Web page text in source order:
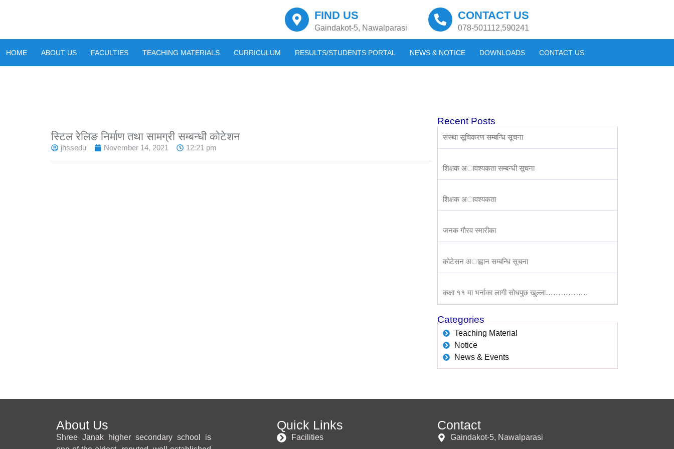
FIND US
Gaindakot-5, Nawalparasi
CONTACT US
078-501112,590241
HOME ABOUT US FACULTIES TEACHING MATERIALS CURRICULUM RESULTS/STUDENTS PORTAL NEWS & NOTICE DOWNLOADS CONTACT US
Recent Posts
संस्था सूचिकरण सम्बन्धि सूचना
शिक्षक अावश्यकता सम्बन्धी सूचना
शिक्षक अावश्यकता
जनक गाैरव स्मारीका
कोटेसन अाह्वान सम्बन्धि सूचना
कक्षा ११ मा भर्नाका लागी सोधपुछ खुल्ला……………..
Categories
Teaching Material
Notice
News & Events
स्टिल रेलिङ निर्माण तथा सामग्री सम्बन्धी काेटेशन
jhssedu November 14, 2021 12:21 pm
About Us
Shree Janak higher secondary school is
Quick Links
Facilities
Contact
Gaindakot-5, Nawalparasi